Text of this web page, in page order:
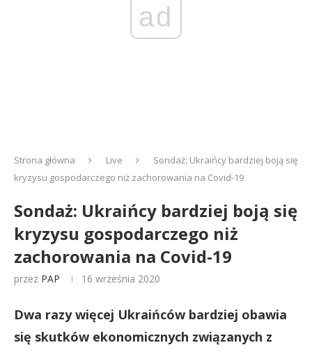
ad
Strona główna Live
Sondaż: Ukraińcy bardziej boją się
kryzysu gospodarczego niż zachorowania na Covid-19
Sondaż: Ukraińcy bardziej boją się
kryzysu gospodarczego niż
zachorowania na Covid-19
przez PAP 16 września 2020
Dwa razy więcej Ukraińców bardziej obawia
się skutków ekonomicznych związanych z